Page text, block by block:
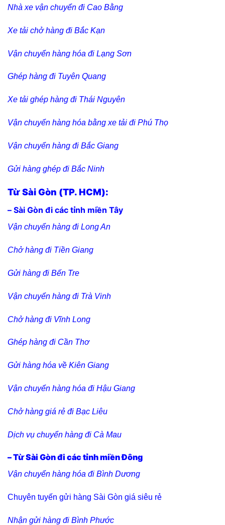
Nhà xe vận chuyển đi Cao Bằng
Xe tải chở hàng đi Bắc Kạn
Vận chuyển hàng hóa đi Lạng Sơn
Ghép hàng đi Tuyên Quang
Xe tải ghép hàng đi Thái Nguyên
Vận chuyển hàng hóa bằng xe tải đi Phú Thọ
Vận chuyển hàng đi Bắc Giang
Gửi hàng ghép đi Bắc Ninh
Từ Sài Gòn (TP. HCM):
– Sài Gòn đi các tỉnh miền Tây
Vận chuyển hàng đi Long An
Chở hàng đi Tiền Giang
Gửi hàng đi Bến Tre
Vận chuyển hàng đi Trà Vinh
Chở hàng đi Vĩnh Long
Ghép hàng đi Cần Thơ
Gửi hàng hóa về Kiên Giang
Vận chuyển hàng hóa đi Hậu Giang
Chở hàng giá rẻ đi Bạc Liêu
Dịch vụ chuyển hàng đi Cà Mau
– Từ Sài Gòn đi các tỉnh miền Đông
Vận chuyển hàng hóa đi Bình Dương
Chuyên tuyến gửi hàng Sài Gòn giá siêu rẻ
Nhận gửi hàng đi Bình Phước